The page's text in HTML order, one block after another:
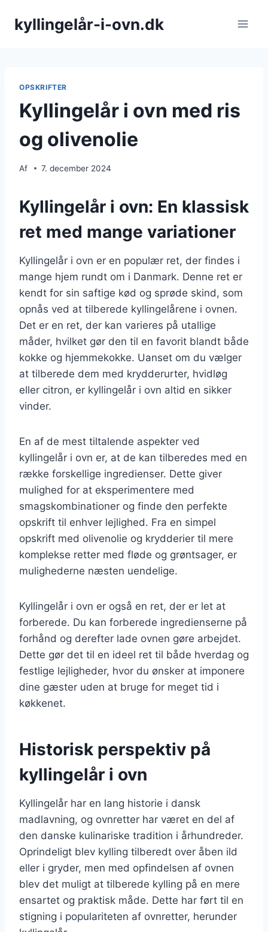
kyllingelår-i-ovn.dk
OPSKRIFTER
Kyllingelår i ovn med ris
og olivenolie
Af 7. december 2024
Kyllingelår i ovn: En klassisk
ret med mange variationer
Kyllingelår i ovn er en populær ret, der findes i
mange hjem rundt om i Danmark. Denne ret er
kendt for sin saftige kød og sprøde skind, som
opnås ved at tilberede kyllingelårene i ovnen.
Det er en ret, der kan varieres på utallige
måder, hvilket gør den til en favorit blandt både
kokke og hjemmekokke. Uanset om du vælger
at tilberede dem med krydderurter, hvidløg
eller citron, er kyllingelår i ovn altid en sikker
vinder.
En af de mest tiltalende aspekter ved
kyllingelår i ovn er, at de kan tilberedes med en
række forskellige ingredienser. Dette giver
mulighed for at eksperimentere med
smagskombinationer og finde den perfekte
opskrift til enhver lejlighed. Fra en simpel
opskrift med olivenolie og krydderier til mere
komplekse retter med fløde og grøntsager, er
mulighederne næsten uendelige.
Kyllingelår i ovn er også en ret, der er let at
forberede. Du kan forberede ingredienserne på
forhånd og derefter lade ovnen gøre arbejdet.
Dette gør det til en ideel ret til både hverdag og
festlige lejligheder, hvor du ønsker at imponere
dine gæster uden at bruge for meget tid i
køkkenet.
Historisk perspektiv på
kyllingelår i ovn
Kyllingelår har en lang historie i dansk
madlavning, og ovnretter har været en del af
den danske kulinariske tradition i århundreder.
Oprindeligt blev kylling tilberedt over åben ild
eller i gryder, men med opfindelsen af ovnen
blev det muligt at tilberede kylling på en mere
ensartet og praktisk måde. Dette har ført til en
stigning i populariteten af ovnretter, herunder